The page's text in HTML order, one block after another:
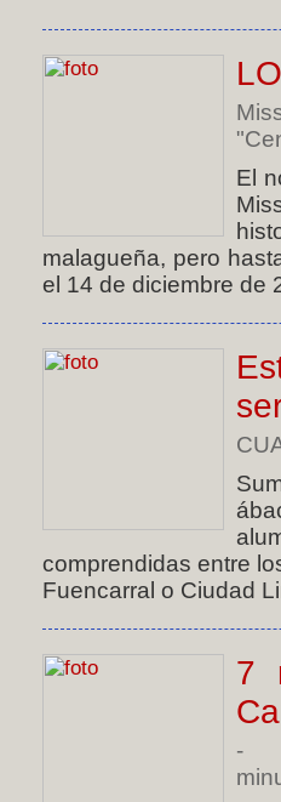
El
malagueña, pero
el 14 de diciembre de
comprendidas entre
Fuencarral o Ciudad
7
-